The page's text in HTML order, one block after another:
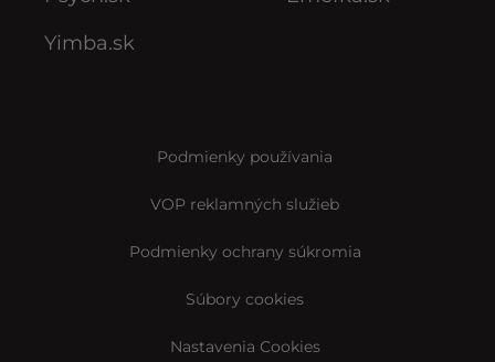
Yimba.sk
Podmienky používania
VOP reklamných služieb
Podmienky ochrany súkromia
Súbory cookies
Nastavenia Cookies